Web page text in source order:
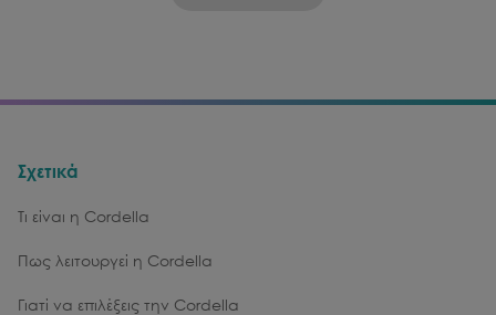
Σχετικά
Τι είναι η Cordella
Πως λειτουργεί η Cordella
Γιατί να επιλέξεις την Cordella